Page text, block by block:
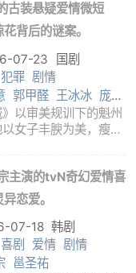
美编剧，朴恩斌、梁
主演。韩国顶尖企业
古装悬疑爱情微短
背后的谜案。
07-23
国剧
犯罪 剧情
郭甲醛 王冰冰 庞瀚
宏嘉
》以审美规训下的魁州
女子丰腴为美，瘦弱
给都督府三郎君楚生
日因胭脂失效而暴露
主演的tvN奇幻爱情喜
恋爱。
07-18 韩剧
喜剧 爱情 剧情
邕圣祐